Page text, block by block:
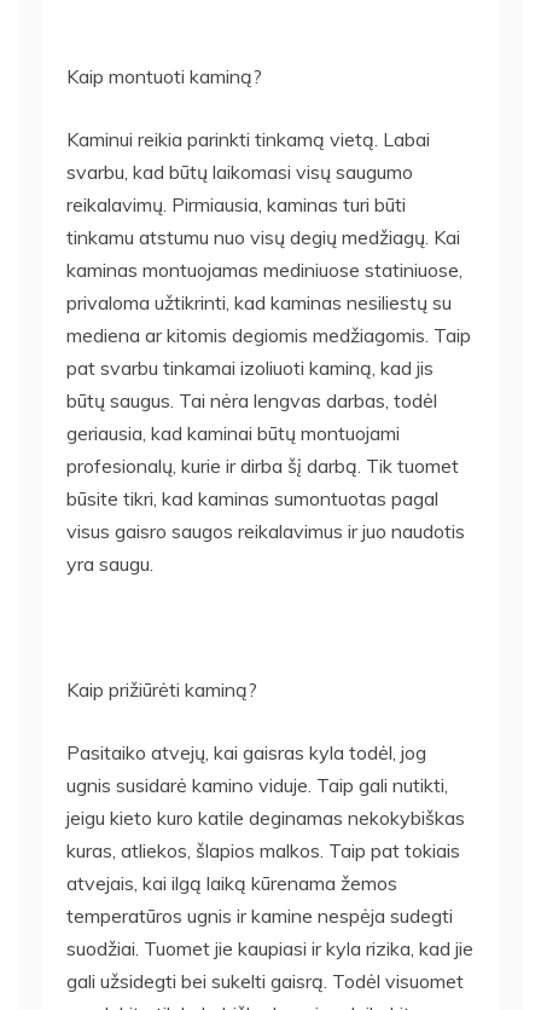
Kaip montuoti kaminą?
Kaminui reikia parinkti tinkamą vietą. Labai
svarbu, kad būtų laikomasi visų saugumo
reikalavimų. Pirmiausia, kaminas turi būti
tinkamu atstumu nuo visų degių medžiagų. Kai
kaminas montuojamas mediniuose statiniuose,
privaloma užtikrinti, kad kaminas nesiliestų su
mediena ar kitomis degiomis medžiagomis. Taip
pat svarbu tinkamai izoliuoti kaminą, kad jis
būtų saugus. Tai nėra lengvas darbas, todėl
geriausia, kad kaminai būtų montuojami
profesionalų, kurie ir dirba šį darbą. Tik tuomet
būsite tikri, kad kaminas sumontuotas pagal
visus gaisro saugos reikalavimus ir juo naudotis
yra saugu.
Kaip prižiūrėti kaminą?
Pasitaiko atvejų, kai gaisras kyla todėl, jog
ugnis susidarė kamino viduje. Taip gali nutikti,
jeigu kieto kuro katile deginamas nekokybiškas
kuras, atliekos, šlapios malkos. Taip pat tokiais
atvejais, kai ilgą laiką kūrenama žemos
temperatūros ugnis ir kamine nespėja sudegti
suodžiai. Tuomet jie kaupiasi ir kyla rizika, kad jie
gali užsidegti bei sukelti gaisrą. Todėl visuomet